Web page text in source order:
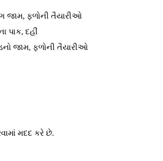
જામ, ફળોની તૈયારીઓ
પાક, દહીં
જામ, ફળોની તૈયારીઓ
મદદ કરે છે.